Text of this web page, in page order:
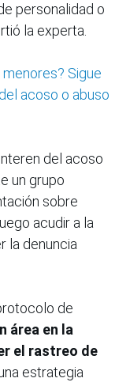
personalidad o
la experta.
Sigue
acoso o abuso
del acoso
un grupo
sobre
acudir a la
la denuncia
de
área en la
el rastreo de
estrategia